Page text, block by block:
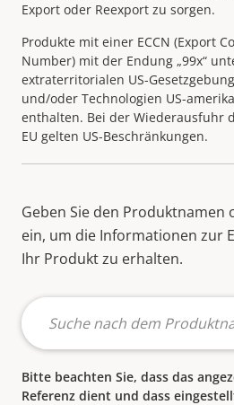
Export oder Reexport zu sorgen.
Produkte mit einer ECCN (Export
Number) mit der Endung „99x“
extraterritorialen US-
und/oder Technologien US-
enthalten. Bei der Wiederausfuhr
EU gelten US-Beschränkungen.
Geben Sie den Produktnamen
ein, um die Informationen zur
Ihr Produkt zu erhalten.
Bitte beachten Sie, dass das
Referenz dient und dass